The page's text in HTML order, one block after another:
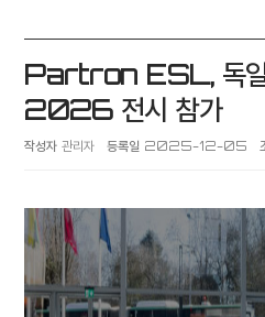
Partron ESL, 독
2026 전시 참가
작성자 관리자 등록일 2025-12-05